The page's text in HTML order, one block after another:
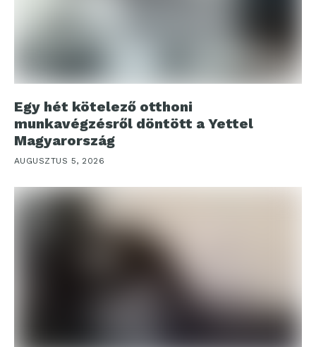
Egy hét kötelező otthoni
munkavégzésről döntött a Yettel
Magyarország
AUGUSZTUS 5, 2026